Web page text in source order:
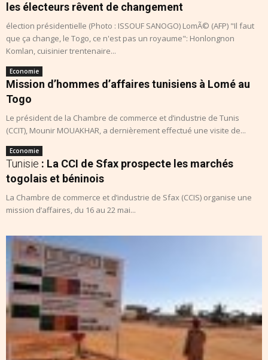
les électeurs rêvent de changement
élection présidentielle (Photo : ISSOUF SANOGO) LomÃ© (AFP) "Il faut
que ça change, le Togo, ce n'est pas un royaume": Honlongnon
Komlan, cuisinier trentenaire...
Economie
Mission d’hommes d’affaires tunisiens à Lomé au
Togo
Le président de la Chambre de commerce et d’industrie de Tunis
(CCIT), Mounir MOUAKHAR, a dernièrement effectué une visite de...
Economie
Tunisie : La CCI de Sfax prospecte les marchés
togolais et béninois
La Chambre de commerce et d’industrie de Sfax (CCIS) organise une
mission d’affaires, du 16 au 22 mai...